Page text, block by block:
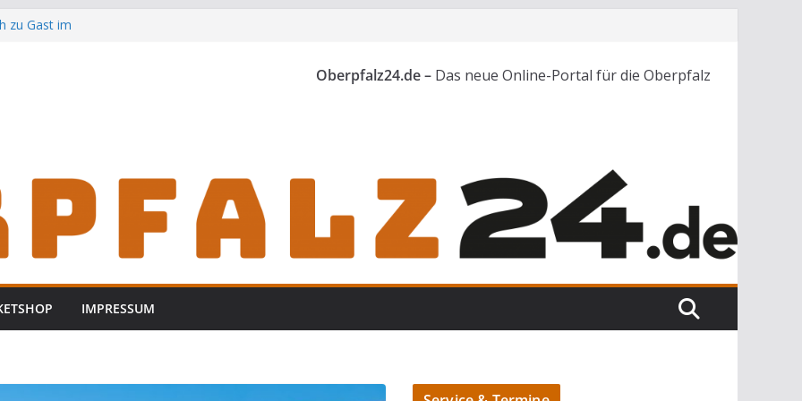
zu Gast im
Oberpfalz24.de – Das neue Online-Portal für die Oberpfalz
IMPRESSUM